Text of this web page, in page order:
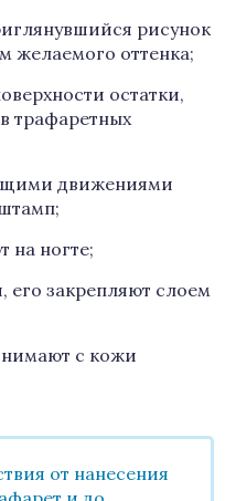
рисунок
желаемого оттенка;
остатки,
трафаретных
движениями
на ногте;
его закрепляют слоем
с кожи
от нанесения